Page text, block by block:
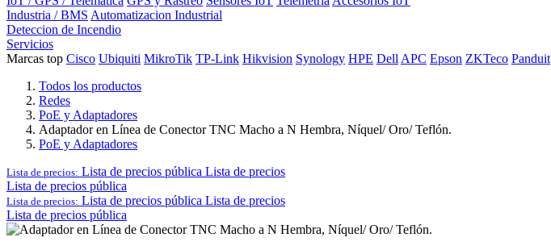
Industria / BMS Automatizacion Industrial
Deteccion de Incendio
Servicios
Marcas top Cisco Ubiquiti MikroTik TP-Link Hikvision Synology HPE Dell APC Epson ZKTeco Panduit
Todos los productos
Redes
PoE y Adaptadores
Adaptador en Línea de Conector TNC Macho a N Hembra, Níquel/ Oro/ Teflón.
PoE y Adaptadores
Lista de precios: Lista de precios pública Lista de precios
Lista de precios pública
Lista de precios: Lista de precios pública Lista de precios
Lista de precios pública